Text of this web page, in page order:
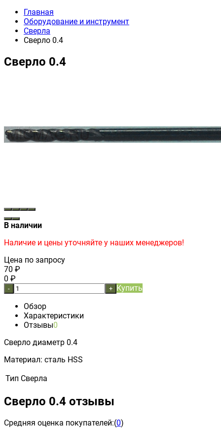
Главная
Оборудование и инструмент
Сверла
Сверло 0.4
Сверло 0.4
В наличии
Наличие и цены уточняйте у наших менеджеров!
Цена по запросу
70 ₽
0 ₽
- + Купить
Обзор
Характеристики
Отзывы0
Сверло диаметр 0.4
Материал: сталь HSS
Тип Сверла
Сверло 0.4 отзывы
Средняя оценка покупателей:(0)